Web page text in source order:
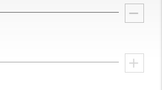
remove
add